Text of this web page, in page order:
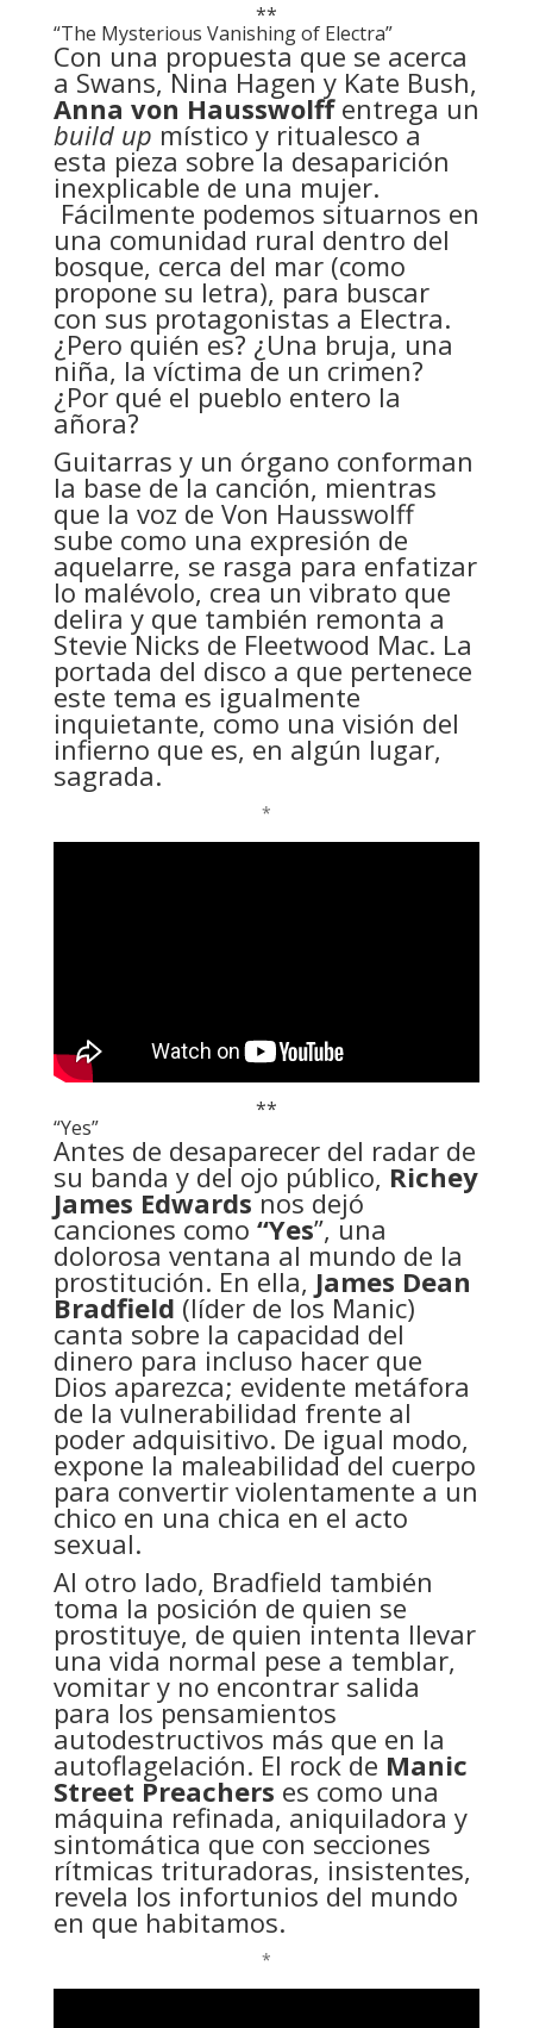
**
“The Mysterious Vanishing of Electra”
Con una propuesta que se acerca
a Swans, Nina Hagen y Kate Bush,
Anna von Hausswolffentrega un
build up místico y ritualesco a
esta pieza sobre la desaparición
inexplicable de una mujer.
Fácilmente podemos situarnos en
una comunidad rural dentro del
bosque, cerca del mar (como
propone su letra), para buscar
con sus protagonistas a Electra.
¿Pero quién es? ¿Una bruja, una
niña, la víctima de un crimen?
¿Por qué el pueblo entero la
añora?
Guitarras y un órgano conforman
la base de la canción, mientras
que la voz de Von Hausswolff
sube como una expresión de
aquelarre, se rasga para enfatizar
lo malévolo, crea un vibrato que
delira y que también remonta a
Stevie Nicks de Fleetwood Mac. La
portada del disco a que pertenece
este tema es igualmente
inquietante, como una visión del
infierno que es, en algún lugar,
sagrada.
*
**
“Yes”
Antes de desaparecer del radar de
su banda y del ojo público, Richey
James Edwardsnos dejó
canciones como “Yes”, una
dolorosa ventana al mundo de la
prostitución. En ella, James Dean
Bradfield (líder de los Manic)
canta sobre la capacidad del
dinero para incluso hacer que
Dios aparezca; evidente metáfora
de la vulnerabilidad frente al
poder adquisitivo. De igual modo,
expone la maleabilidad del cuerpo
para convertir violentamente a un
chico en una chica en el acto
sexual.
Al otro lado, Bradfield también
toma la posición de quien se
prostituye, de quien intenta llevar
una vida normal pese a temblar,
vomitar y no encontrar salida
para los pensamientos
autodestructivos más que en la
autoflagelación. El rock de Manic
Street Preachers es como una
máquina refinada, aniquiladora y
sintomática que con secciones
rítmicas trituradoras, insistentes,
revela los infortunios del mundo
en que habitamos.
*